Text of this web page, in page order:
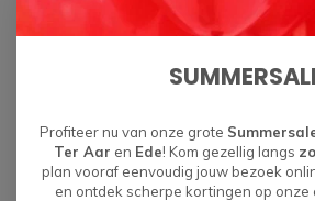
Eetkamerstoel
Profiteer nu van onze grote
Ter Aar en Ede! Kom gezellig langs
plan vooraf eenvoudig jouw bezoek
en ontdek scherpe kortingen op onze